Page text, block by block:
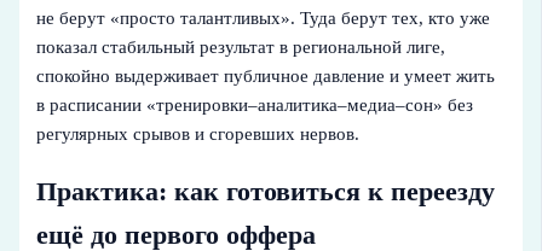
не берут «просто талантливых». Туда берут тех, кто уже
показал стабильный результат в региональной лиге,
спокойно выдерживает публичное давление и умеет жить
в расписании «тренировки–аналитика–медиа–сон» без
регулярных срывов и сгоревших нервов.
Практика: как готовиться к переезду
ещё до первого оффера